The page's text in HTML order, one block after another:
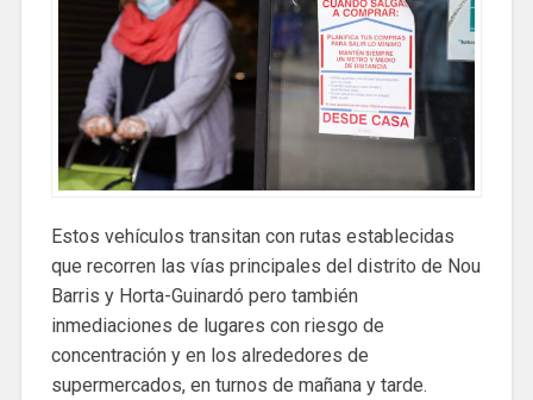
Estos vehículos transitan con rutas establecidas
que recorren las vías principales del distrito de Nou
Barris y Horta-Guinardó pero también
inmediaciones de lugares con riesgo de
concentración y en los alrededores de
supermercados, en turnos de mañana y tarde.